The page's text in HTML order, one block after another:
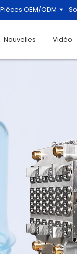
Pièces OEM/ODM
Nouvelles Vidéo